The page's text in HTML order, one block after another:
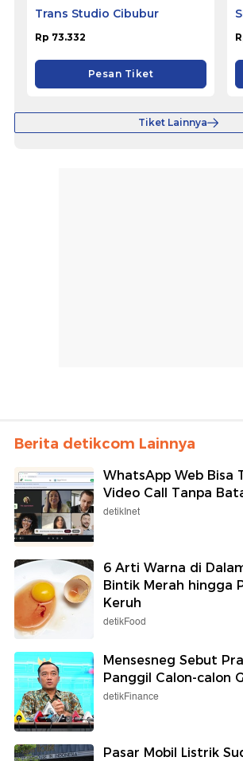
Trans Studio Cibubur
Rp 73.332
Pesan Tiket
Tiket Lainnya
Berita detikcom Lainnya
WhatsApp Web Bisa
Video Call Tanpa
detikInet
6 Arti Warna di
Bintik Merah hingga
Keruh
detikFood
Mensesneg Sebut
Panggil Calon-calon
detikFinance
Pasar Mobil Listrik